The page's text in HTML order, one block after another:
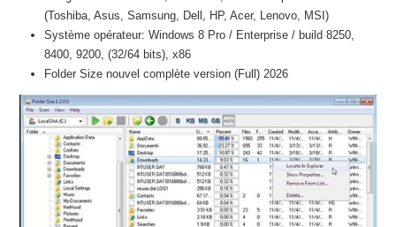
(Toshiba, Asus, Samsung, Dell, HP, Acer, Lenovo, MSI)
Système opérateur: Windows 8 Pro / Enterprise / build 8250,
8400, 9200, (32/64 bits), x86
Folder Size nouvel complète version (Full) 2026